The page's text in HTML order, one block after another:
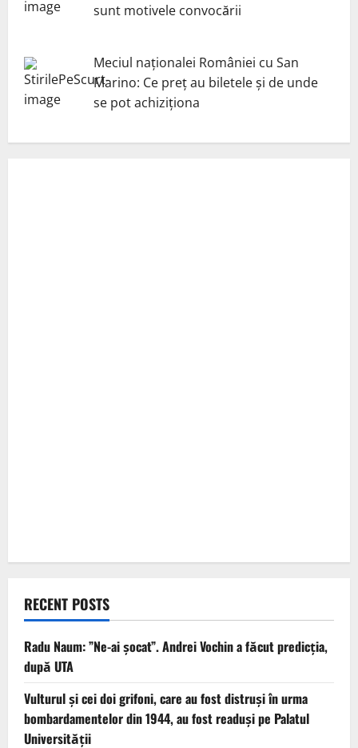
sunt motivele convocării
Meciul naționalei României cu San
Marino: Ce preț au biletele și de unde
se pot achiziționa
RECENT POSTS
Radu Naum: ”Ne-ai șocat”. Andrei Vochin a făcut predicția,
după UTA
Vulturul şi cei doi grifoni, care au fost distruşi în urma
bombardamentelor din 1944, au fost readuși pe Palatul
Universității